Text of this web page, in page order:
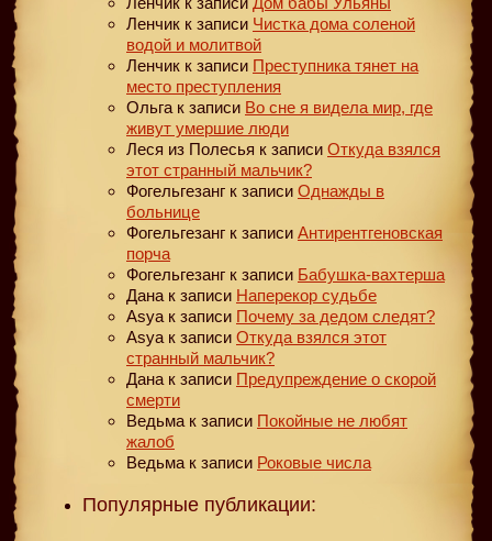
Ленчик к записи Чистка дома соленой
водой и молитвой
Ленчик к записи Преступника тянет на
место преступления
Ольга к записи Во сне я видела мир, где
живут умершие люди
Леся из Полесья к записи Откуда взялся
этот странный мальчик?
Фогельгезанг к записи Однажды в
больнице
Фогельгезанг к записи Антирентгеновская
порча
Фогельгезанг к записи Бабушка-вахтерша
Дана к записи Наперекор судьбе
Asya к записи Почему за дедом следят?
Asya к записи Откуда взялся этот
странный мальчик?
Дана к записи Предупреждение о скорой
смерти
Ведьма к записи Покойные не любят
жалоб
Ведьма к записи Роковые числа
Популярные публикации: